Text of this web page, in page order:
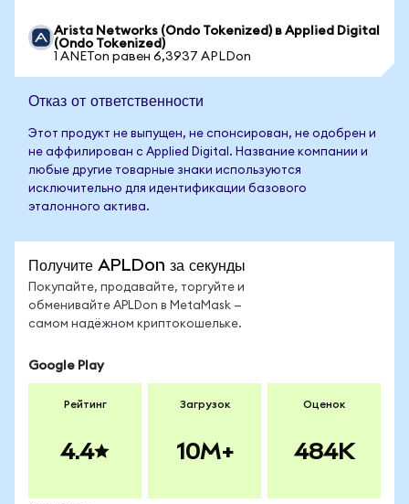
Arista Networks (Ondo Tokenized) в Applied Digital
(Ondo Tokenized)
1 ANETon равен 6,3937 APLDon
Отказ от ответственности
Этот продукт не выпущен, не спонсирован, не одобрен и
не аффилирован с Applied Digital. Название компании и
любые другие товарные знаки используются
исключительно для идентификации базового
эталонного актива.
Получите APLDon за секунды
Покупайте, продавайте, торгуйте и
обменивайте APLDon в MetaMask —
самом надёжном криптокошельке.
Google Play
Рейтинг
4.4
Загрузок
10M+
Оценок
484K